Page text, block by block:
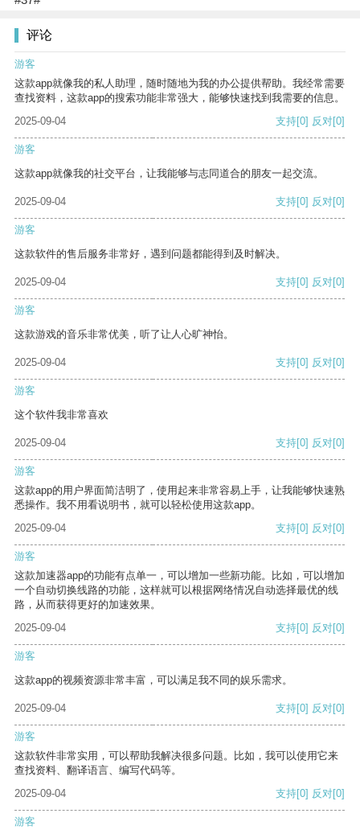
评论
游客
这款app就像我的私人助理，随时随地为我的办公提供帮助。我经常需要
查找资料，这款app的搜索功能非常强大，能够快速找到我需要的信息。
2025-09-04
支持[0] 反对[0]
游客
这款app就像我的社交平台，让我能够与志同道合的朋友一起交流。
2025-09-04 支持[0] 反对[0]
游客
这款软件的售后服务非常好，遇到问题都能得到及时解决。
2025-09-04 支持[0] 反对[0]
游客
这款游戏的音乐非常优美，听了让人心旷神怡。
2025-09-04 支持[0] 反对[0]
游客
这个软件我非常喜欢
2025-09-04 支持[0] 反对[0]
游客
这款app的用户界面简洁明了，使用起来非常容易上手，让我能够快速熟
悉操作。我不用看说明书，就可以轻松使用这款app。
2025-09-04
支持[0] 反对[0]
游客
这款加速器app的功能有点单一，可以增加一些新功能。比如，可以增加
一个自动切换线路的功能，这样就可以根据网络情况自动选择最优的线
路，从而获得更好的加速效果。
2025-09-04
支持[0] 反对[0]
游客
这款app的视频资源非常丰富，可以满足我不同的娱乐需求。
2025-09-04 支持[0] 反对[0]
游客
这款软件非常实用，可以帮助我解决很多问题。比如，我可以使用它来
查找资料、翻译语言、编写代码等。
2025-09-04
支持[0] 反对[0]
游客